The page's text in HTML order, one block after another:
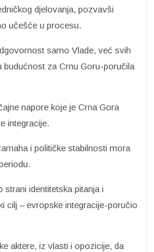
djelovanja, pozvavši
učešće u procesu.
samo Vlade, već svih
budućnost za Crnu Goru-poručila
napore koje je Crna Gora
integracije.
i političke stabilnosti mora
identitetska pitanja i
cilj – evropske integracije-poručio
aktere, iz vlasti i opozicije, da